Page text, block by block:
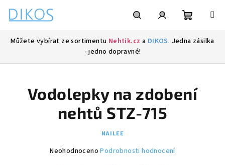
obsah
Můžete vybírat ze sortimentu Nehtik.cz a DIKOS. Jedna zásilka
- jedno dopravné!
Vodolepky na zdobení
nehtů STZ-715
NAILEE
Průměrné
Neohodnoceno Podrobnosti hodnocení